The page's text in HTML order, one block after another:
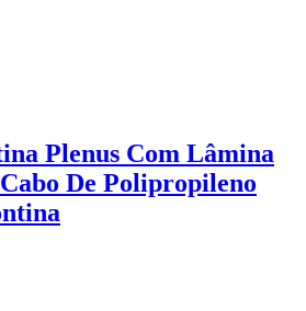
Plenus Com Lâmina
De Polipropileno